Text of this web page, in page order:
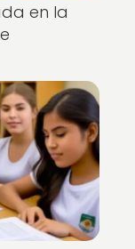
en la